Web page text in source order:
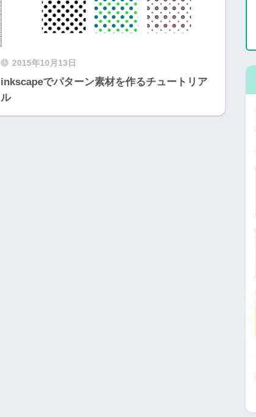
2015年10月13日
inkscapeでパターン素材を作るチュートリア
ル